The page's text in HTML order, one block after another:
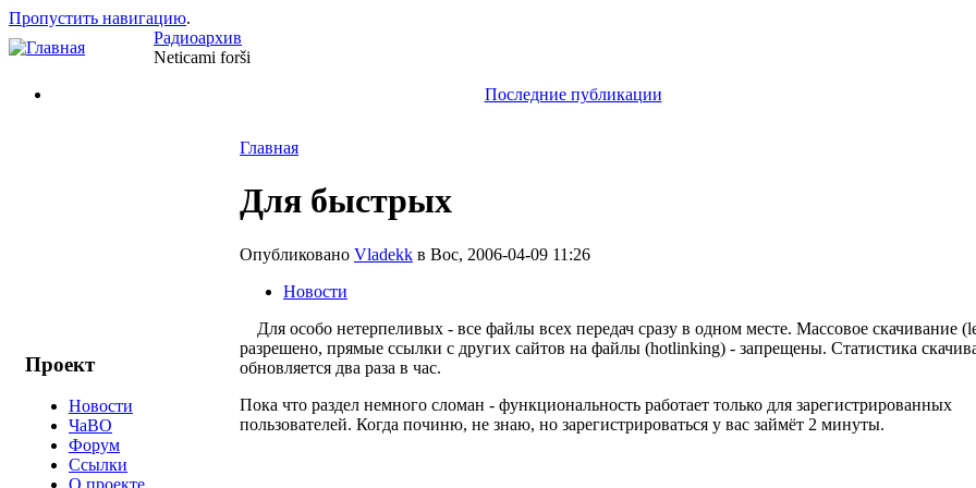
Пропустить навигацию.
Радиоархив
Neticami forši
Последние публикации
Проект
Новости
ЧаВО
Форум
Ссылки
Главная
Для быстрых
Опубликовано Vladekk в Вос, 2006-04-09 11:26
Новости
Для особо нетерпеливых - все файлы всех передач сразу в одном месте. Массовое скачивание
разрешено, прямые ссылки с других сайтов на файлы (hotlinking) - запрещены. Статистика
обновляется два раза в час.
Пока что раздел немного сломан - функциональность работает только для зарегистрированных
пользователей. Когда починю, не знаю, но зарегистрироваться у вас займёт 2 минуты.